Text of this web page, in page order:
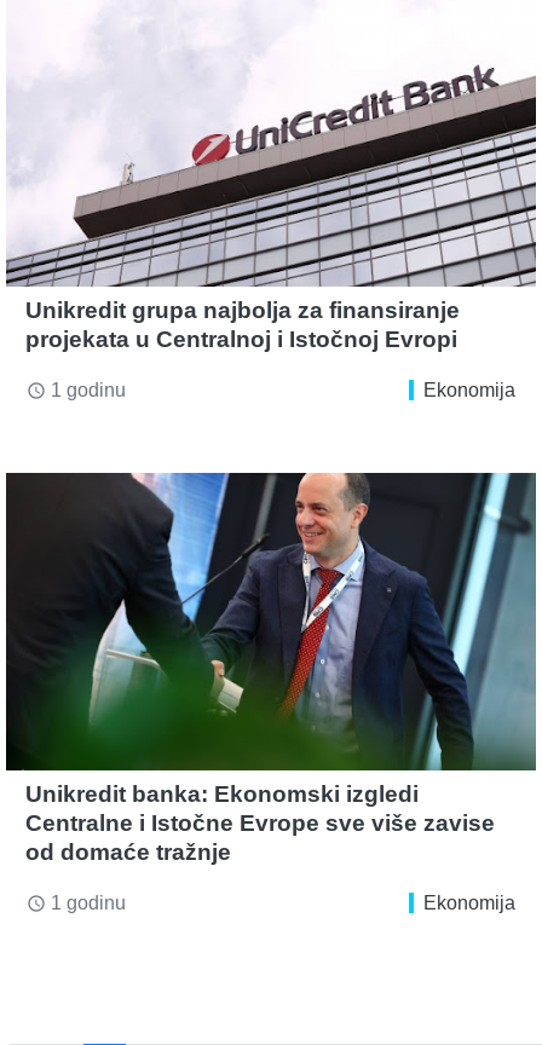
Unikredit grupa najbolja za finansiranje
projekata u Centralnoj i Istočnoj Evropi
access_time 1 godinu Ekonomija
Unikredit banka: Ekonomski izgledi
Centralne i Istočne Evrope sve više zavise
od domaće tražnje
access_time 1 godinu Ekonomija